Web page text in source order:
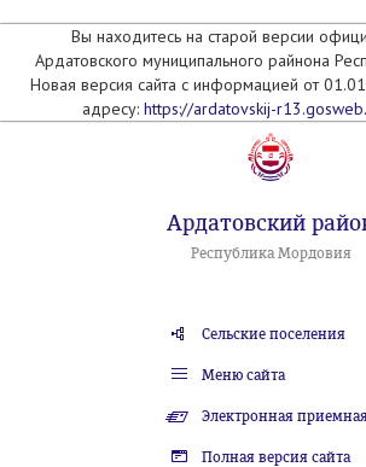
Вы находитесь на старой версии
Ардатовского муниципального райнона
Новая версия сайта с информацией от
адресу: https://ardatovskij-
Ардатовский
Республика Мордовия
Сельские поселения
Меню сайта
Электронная
Полная версия сайта